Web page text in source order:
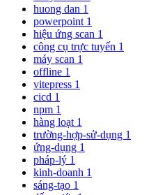
huong dan 1
powerpoint 1
hiệu ứng scan 1
công cụ trực tuyến 1
máy scan 1
offline 1
vitepress 1
cicd 1
npm 1
hàng loạt 1
trường-hợp-sử-dụng 1
ứng-dụng 1
pháp-lý 1
kinh-doanh 1
sáng-tạo 1